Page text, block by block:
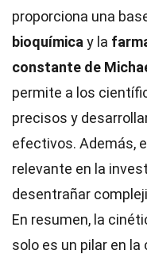
proporciona una
bioquímica y la
constante de
permite a los
precisos y
efectivos. Además,
relevante en la
desentrañar
En resumen, la
solo es un pilar en